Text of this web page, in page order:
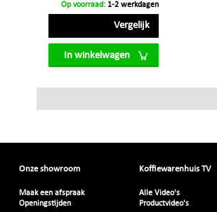
Op voorraad: 1-2 werkdagen
Vergelijk
In winkelwagen
Onze showroom
Maak een afspraak
Openingstijden
Koffiewarenhuis TV
Alle Video's
Productvideo's